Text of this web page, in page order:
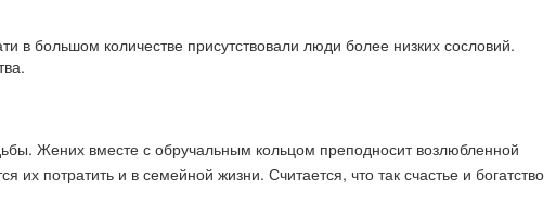
в большом количестве присутствовали люди более низких сословий.
Жених вместе с обручальным кольцом преподносит возлюбленной
потратить и в семейной жизни. Считается, что так счастье и богатство